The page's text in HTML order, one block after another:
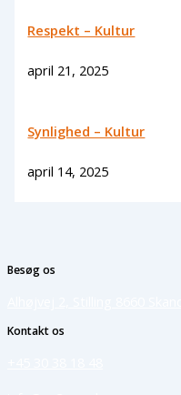
Respekt – Kultur
april 21, 2025
Synlighed – Kultur
april 14, 2025
Besøg os
Kontakt os